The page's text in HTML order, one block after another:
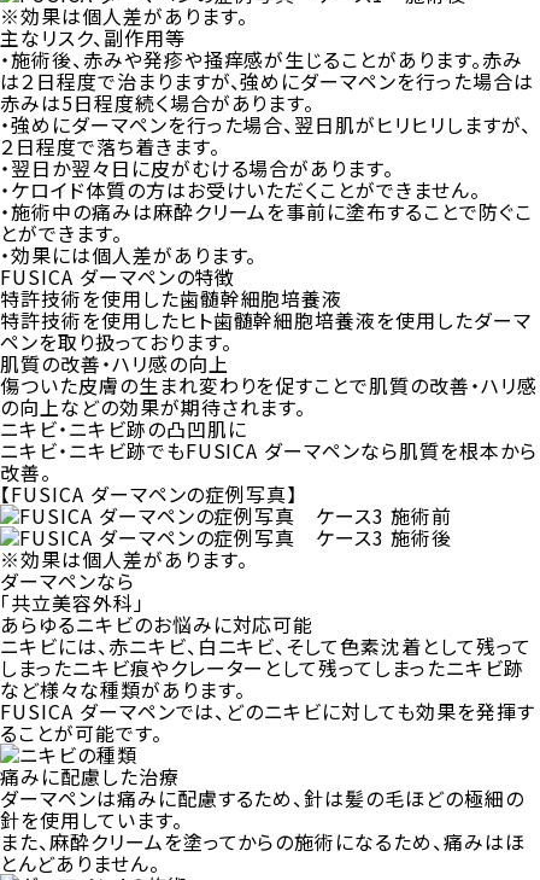
※効果は個人差があります。
主なリスク、副作用等
・施術後、赤みや発疹や掻痒感が生じることがあります。赤み
は２日程度で治まりますが、強めにダーマペンを行った場合は
赤みは5日程度続く場合があります。
・強めにダーマペンを行った場合、翌日肌がヒリヒリしますが、
２日程度で落ち着きます。
・翌日か翌々日に皮がむける場合があります。
・ケロイド体質の方はお受けいただくことができません。
・施術中の痛みは麻酔クリームを事前に塗布することで防ぐこ
とができます。
・効果には個人差があります。
FUSICA ダーマペンの特徴
特許技術を使用した歯髄幹細胞培養液
特許技術を使用したヒト歯髄幹細胞培養液を使用したダーマ
ペンを取り扱っております。
肌質の改善・ハリ感の向上
傷ついた皮膚の生まれ変わりを促すことで肌質の改善・ハリ感
の向上などの効果が期待されます。
ニキビ・ニキビ跡の凸凹肌に
ニキビ・ニキビ跡でもFUSICA ダーマペンなら肌質を根本から
改善。
【FUSICA ダーマペンの症例写真】
※効果は個人差があります。
ダーマペンなら
「共立美容外科」
あらゆるニキビのお悩みに対応可能
ニキビには、赤ニキビ、白ニキビ、そして色素沈着として残って
しまったニキビ痕やクレーターとして残ってしまったニキビ跡
など様々な種類があります。
FUSICA ダーマペンでは、どのニキビに対しても効果を発揮す
ることが可能です。
痛みに配慮した治療
ダーマペンは痛みに配慮するため、針は髪の毛ほどの極細の
針を使用しています。
また、麻酔クリームを塗ってからの施術になるため、痛みはほ
とんどありません。